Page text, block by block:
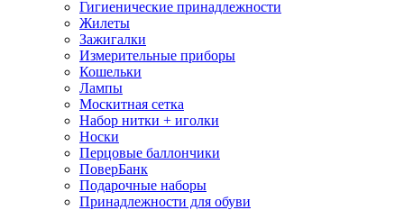
Гигиенические принадлежности
Жилеты
Зажигалки
Измерительные приборы
Кошельки
Лампы
Москитная сетка
Набор нитки + иголки
Носки
Перцовые баллончики
ПоверБанк
Подарочные наборы
Принадлежности для обуви